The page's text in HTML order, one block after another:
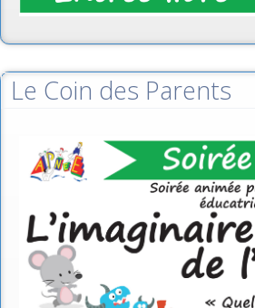
Le Coin des Parents